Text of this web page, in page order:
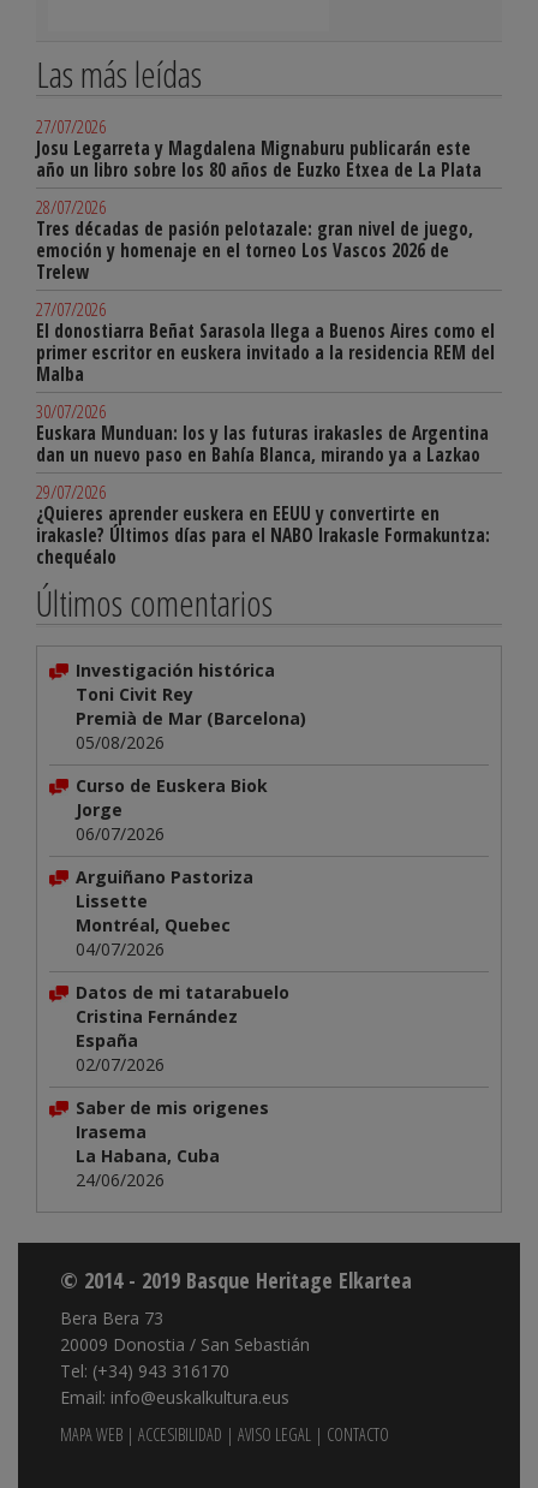
Las más leídas
27/07/2026
Josu Legarreta y Magdalena Mignaburu publicarán este
año un libro sobre los 80 años de Euzko Etxea de La Plata
28/07/2026
Tres décadas de pasión pelotazale: gran nivel de juego,
emoción y homenaje en el torneo Los Vascos 2026 de
Trelew
27/07/2026
El donostiarra Beñat Sarasola llega a Buenos Aires como el
primer escritor en euskera invitado a la residencia REM del
Malba
30/07/2026
Euskara Munduan: los y las futuras irakasles de Argentina
dan un nuevo paso en Bahía Blanca, mirando ya a Lazkao
29/07/2026
¿Quieres aprender euskera en EEUU y convertirte en
irakasle? Últimos días para el NABO Irakasle Formakuntza:
chequéalo
Últimos comentarios
Investigación histórica
Toni Civit Rey
Premià de Mar (Barcelona)
05/08/2026
Curso de Euskera Biok
Jorge
06/07/2026
Arguiñano Pastoriza
Lissette
Montréal, Quebec
04/07/2026
Datos de mi tatarabuelo
Cristina Fernández
España
02/07/2026
Saber de mis origenes
Irasema
La Habana, Cuba
24/06/2026
© 2014 - 2019 Basque Heritage Elkartea
Bera Bera 73
20009 Donostia / San Sebastián
Tel: (+34) 943 316170
Email: info@euskalkultura.eus
MAPA WEB | ACCESIBILIDAD | AVISO LEGAL | CONTACTO